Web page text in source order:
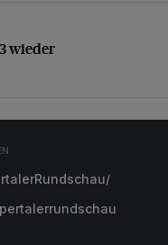
wieder aufgestanden“
wieder